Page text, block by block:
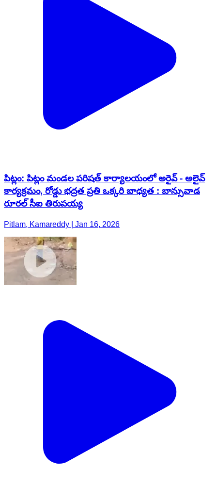
పిట్లం: పిట్లం మండల పరిషత్ కార్యాలయంలో అరైవ్ - అలైవ్
కార్యక్రమం, రోడ్డు భద్రత ప్రతి ఒక్కరి బాధ్యత : బాన్సువాడ
రూరల్ సీఐ తిరుపయ్య
Pitlam, Kamareddy | Jan 16, 2026